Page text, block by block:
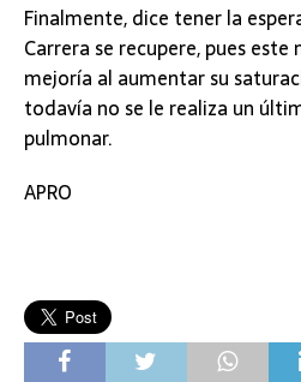
Finalmente, dice tener la
Carrera se recupere, pues
mejoría al aumentar su
todavía no se le realiza un
pulmonar.
APRO